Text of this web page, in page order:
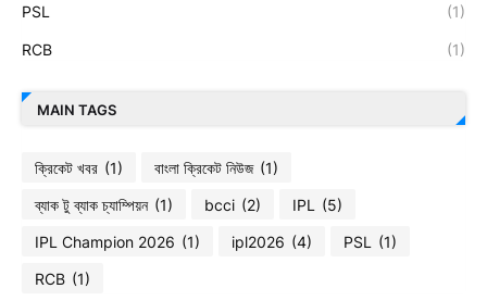
PSL (1)
RCB (1)
MAIN TAGS
ক্রিকেট খবর (1) বাংলা ক্রিকেট নিউজ (1)
ব্যাক টু ব্যাক চ্যাম্পিয়ন (1) bcci (2) IPL
(5)
IPL Champion 2026 (1) ipl2026 (4) PSL
(1)
RCB (1)